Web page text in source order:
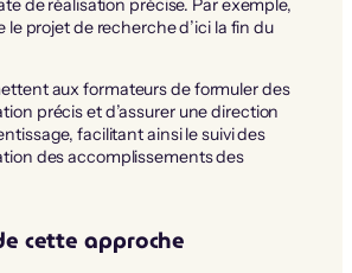
de réalisation précise. Par exemple,
le projet de recherche d’ici la fin du
aux formateurs de formuler des
précis et d’assurer une direction
facilitant ainsi le suivi des
des accomplissements des
cette approche